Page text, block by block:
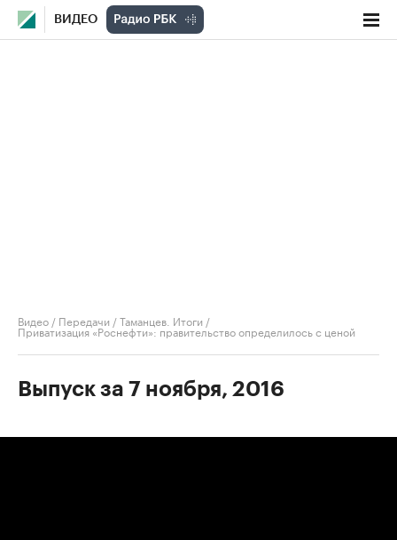
ВИДЕО
Видео / Передачи /Таманцев. Итоги /
Приватизация «Роснефти»: правительство определилось с ценой
Выпуск за 7 ноября, 2016